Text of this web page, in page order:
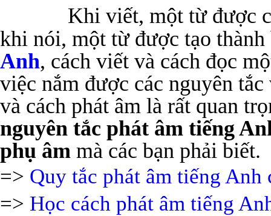
Khi viết, một từ được
khi nói, một từ được tạo
Anh, cách viết và cách đọc
việc nắm được các nguyên
và cách phát âm là rất quan
nguyên tắc phát âm tiếng
phụ âm mà các bạn phải biết.
=> Quy tắc phát âm tiếng Anh
=> Học cách phát âm tiếng